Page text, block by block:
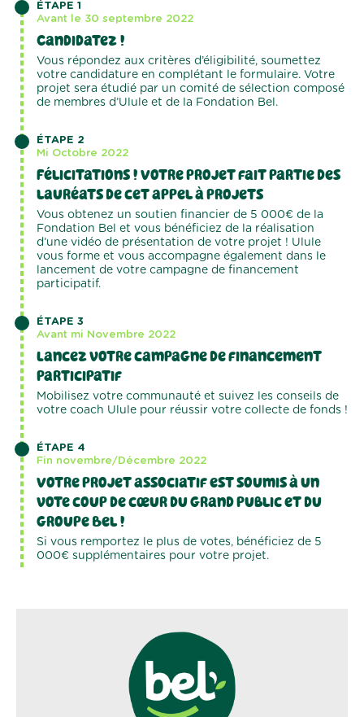
ÉTAPE 1
Avant le 30 septembre 2022
Candidatez !
Vous répondez aux critères d’éligibilité, soumettez
votre candidature en complétant le formulaire. Votre
projet sera étudié par un comité de sélection composé
de membres d’Ulule et de la Fondation Bel.
ÉTAPE 2
Mi Octobre 2022
Félicitations ! Votre projet fait partie des
lauréats de cet appel à projets
Vous obtenez un soutien financier de 5 000€ de la
Fondation Bel et vous bénéficiez de la réalisation
d’une vidéo de présentation de votre projet ! Ulule
vous forme et vous accompagne également dans le
lancement de votre campagne de financement
participatif.
ÉTAPE 3
Avant mi Novembre 2022
Lancez votre campagne de financement
participatif
Mobilisez votre communauté et suivez les conseils de
votre coach Ulule pour réussir votre collecte de fonds !
ÉTAPE 4
Fin novembre/Décembre 2022
Votre projet associatif est soumis à un
vote coup de cœur du grand public et du
groupe Bel !
Si vous remportez le plus de votes, bénéficiez de 5
000€ supplémentaires pour votre projet.